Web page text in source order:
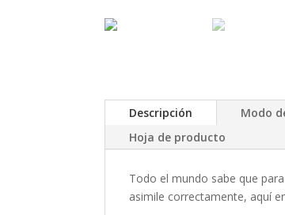
Descripción Modo
Hoja de producto
Todo el mundo sabe que
asimile correctamente, aquí